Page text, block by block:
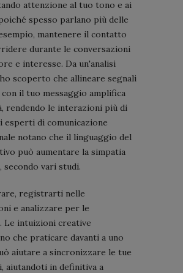
attenzione al tuo tono e ai
spesso parlano più delle
mantenere il contatto
durante le conversazioni
e interesse. Da un'analisi
scoperto che allineare segnali
il tuo messaggio amplifica
rendendo le interazioni più di
esperti di comunicazione
notano che il linguaggio del
può aumentare la simpatia
secondo vari studi.
registrarti nelle
e analizzare per le
Le intuizioni creative
che praticare davanti a uno
aiutare a sincronizzare le tue
aiutandoti in definitiva a